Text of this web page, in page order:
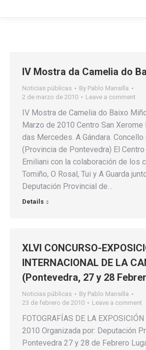
IV Mostra da Camelia do
Noticias públicas By Pablo Mansilla
2 de marzo de 2010
Leave a comment
IV Mostra de Camelia do Baixo
Marzo de 2010 Centro San Xerome
das Mercedes. A Gándara. Concello
(Provincia de Pontevedra) El
Emiliani con la colaboración de los
Tomiño, O Rosal, Tui y A Guarda
Deputación Provincial de…
Details
XLVI CONCURSO-
INTERNACIONAL DE LA
(Pontevedra, 27 y 28
Noticias públicas By Pablo Mansilla
23 de febrero de 2010
Leave a comment
FOTOGRAFÍAS DE LA
2010 Organizada por: Deputación
Pontevedra 27 y 28 de Febrero